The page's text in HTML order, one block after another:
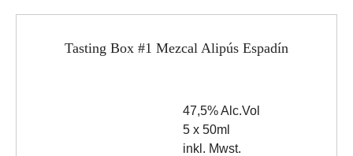
Tasting Box #1 Mezcal Alipús Espadín
47,5% Alc.Vol
5 x 50ml
inkl. Mwst.